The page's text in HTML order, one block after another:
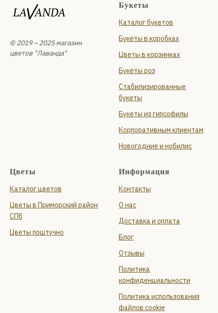
© 2019 – 2025 магазин
цветов "Лаванда"
Букеты
Каталог букетов
Букеты в коробках
Цветы в корзинках
Букеты роз
Стабилизированные
букеты
Букеты из гипсофилы
Корпоративным клиентам
Новогодние и нобилис
Цветы
Каталог цветов
Цветы в Приморский район
СПб
Цветы поштучно
Информация
Контакты
О нас
Доставка и оплата
Блог
Отзывы
Политика
конфиденциальности
Политика использования
файлов cookie